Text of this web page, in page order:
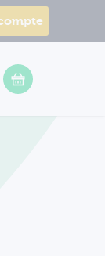
VOTRE PANIER